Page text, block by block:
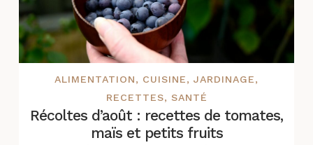
ALIMENTATION, CUISINE, JARDINAGE,
RECETTES, SANTÉ
Récoltes d’août : recettes de tomates,
maïs et petits fruits